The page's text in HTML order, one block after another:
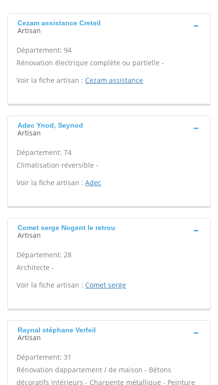
Cezam assistance Creteil
Artisan
Département: 94
Rénovation électrique complète ou partielle -
Voir la fiche artisan : Cezam assistance
Adec Ynod, Seynod
Artisan
Département: 74
Climatisation réversible -
Voir la fiche artisan : Adec
Comet serge Nogent le retrou
Artisan
Département: 28
Architecte -
Voir la fiche artisan : Comet serge
Raynal stéphane Verfeil
Artisan
Département: 31
Rénovation dappartement / de maison - Bétons
décoratifs intérieurs - Charpente métallique - Peinture